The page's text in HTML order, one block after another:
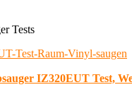
Tests
IZ320EUT Test,